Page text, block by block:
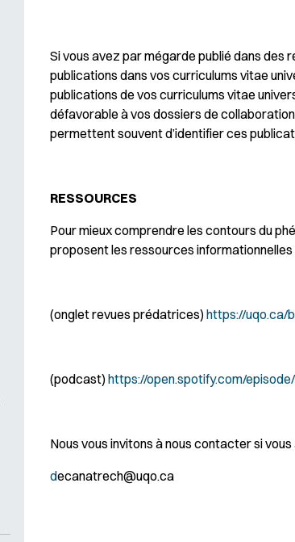
Si vous avez par mégarde publié dans des
publications dans vos curriculums vitae
publications de vos curriculums vitae
défavorable à vos dossiers de
permettent souvent d’identifier ces
RESSOURCES
Pour mieux comprendre les contours du
proposent les ressources informationnelles
(onglet revues prédatrices)https://uqo.ca/
(podcast)https://open.spotify.com/
Nous vous invitons à nous contacter si
decanatrech@uqo.ca